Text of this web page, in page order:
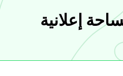
إعلانية